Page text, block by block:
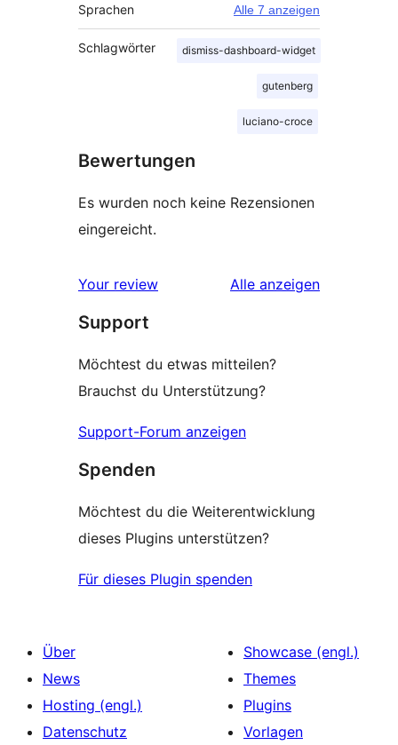
Sprachen Alle 7 anzeigen
Schlagwörter dismiss-dashboard-widget
gutenberg
luciano-croce
Bewertungen
Es wurden noch keine Rezensionen
eingereicht.
Your review Alle Rezensionen
anzeigen
Support
Möchtest du etwas mitteilen?
Brauchst du Unterstützung?
Support-Forum anzeigen
Spenden
Möchtest du die Weiterentwicklung
dieses Plugins unterstützen?
Für dieses Plugin spenden
Über
News
Hosting (engl.)
Datenschutz
Showcase (engl.)
Themes
Plugins
Vorlagen